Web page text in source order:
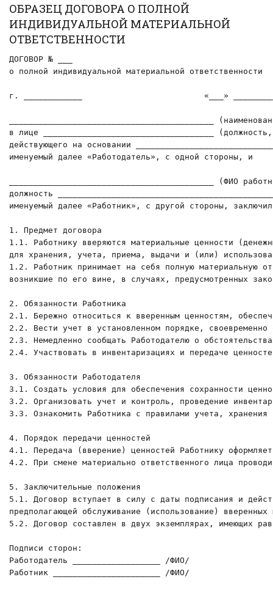
ОБРАЗЕЦ ДОГОВОРА О ПОЛНОЙ
ИНДИВИДУАЛЬНОЙ МАТЕРИАЛЬНОЙ
ОТВЕТСТВЕННОСТИ
ДОГОВОР № ___
о полной индивидуальной материальной ответственности
г. ____________                         «___»
__________________________________________
в лице ___________________________________
действующего на основании
именуемый далее «Работодатель», с одной стороны, и
__________________________________________ (ФИО
должность
именуемый далее «Работник», с другой стороны,
1. Предмет договора
1.1. Работнику вверяются материальные ценности
для хранения, учета, приема, выдачи и (или)
1.2. Работник принимает на себя полную материальную
возникшие по его вине, в случаях, предусмотренных
2. Обязанности Работника
2.1. Бережно относиться к вверенным ценностям,
2.2. Вести учет в установленном порядке, своевременно
2.3. Немедленно сообщать Работодателю о
2.4. Участвовать в инвентаризациях и передаче
3. Обязанности Работодателя
3.1. Создать условия для обеспечения сохранности
3.2. Организовать учет и контроль, проведение
3.3. Ознакомить Работника с правилами учета, хранения
4. Порядок передачи ценностей
4.1. Передача (вверение) ценностей Работнику
4.2. При смене материально ответственного лица
5. Заключительные положения
5.1. Договор вступает в силу с даты подписания и
предполагающей обслуживание (использование) вверенных
5.2. Договор составлен в двух экземплярах, имеющих
Подписи сторон:
Работодатель __________________ /ФИО/
Работник ______________________ /ФИО/